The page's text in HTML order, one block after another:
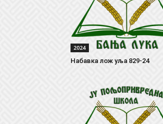
2024
Набавка лож уља 829-24